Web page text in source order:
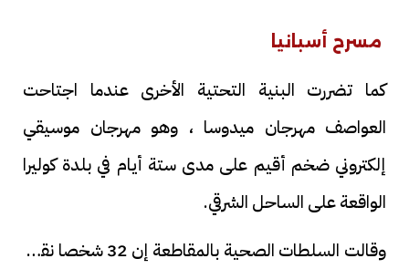
مسرح أسبانيا
كما تضررت البنية التحتية الأخرى عندما اجتاحت
العواصف مهرجان ميدوسا ، وهو مهرجان موسيقي
إلكتروني ضخم أقيم على مدى ستة أيام في بلدة كوليرا
الواقعة على الساحل الشرقي.
وقالت السلطات الصحية بالمقاطعة إن 32 شخصا نقلوا